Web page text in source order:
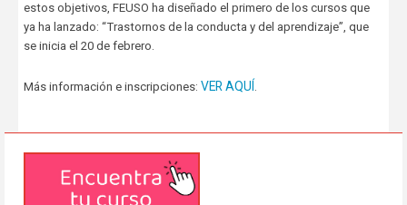
estos objetivos, FEUSO ha diseñado el primero de los cursos que
ya ha lanzado: “Trastornos de la conducta y del aprendizaje”, que
se inicia el 20 de febrero.
Más información e inscripciones: VER AQUÍ .